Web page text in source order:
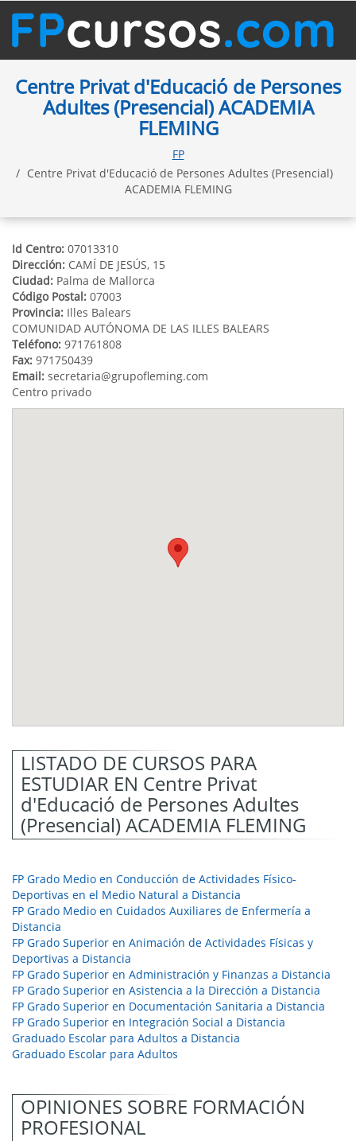
Centre Privat d'Educació de Persones
Adultes (Presencial) ACADEMIA
FLEMING
FP
Centre Privat d'Educació de Persones Adultes (Presencial)
ACADEMIA FLEMING
Id Centro: 07013310
Dirección: CAMÍ DE JESÚS, 15
Ciudad: Palma de Mallorca
Código Postal: 07003
Provincia: Illes Balears
COMUNIDAD AUTÓNOMA DE LAS ILLES BALEARS
Teléfono: 971761808
Fax: 971750439
Email: secretaria@grupofleming.com
Centro privado
LISTADO DE CURSOS PARA
ESTUDIAR EN Centre Privat
d'Educació de Persones Adultes
(Presencial) ACADEMIA FLEMING
FP Grado Medio en Conducción de Actividades Físico-
Deportivas en el Medio Natural a Distancia
FP Grado Medio en Cuidados Auxiliares de Enfermería a
Distancia
FP Grado Superior en Animación de Actividades Físicas y
Deportivas a Distancia
FP Grado Superior en Administración y Finanzas a Distancia
FP Grado Superior en Asistencia a la Dirección a Distancia
FP Grado Superior en Documentación Sanitaria a Distancia
FP Grado Superior en Integración Social a Distancia
Graduado Escolar para Adultos a Distancia
Graduado Escolar para Adultos
OPINIONES SOBRE FORMACIÓN
PROFESIONAL